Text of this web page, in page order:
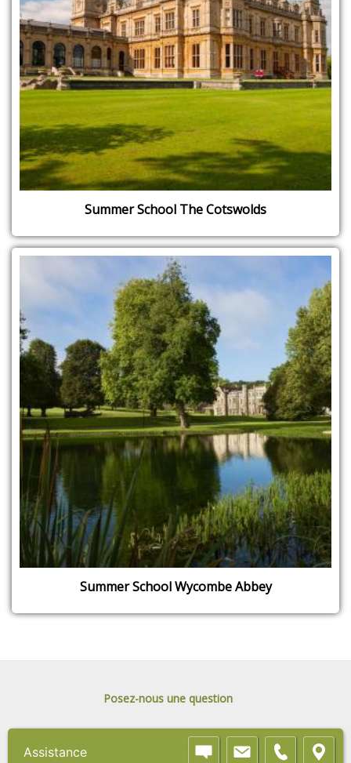
Summer School The Cotswolds
Summer School Wycombe Abbey
Posez-nous une question
© 2026 ALICE Séjours Linguistiques. Tous droits réservés.
Assistance